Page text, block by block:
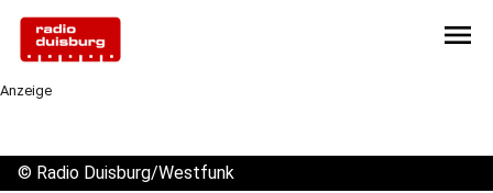
menu
Anzeige
© Radio Duisburg/Westfunk